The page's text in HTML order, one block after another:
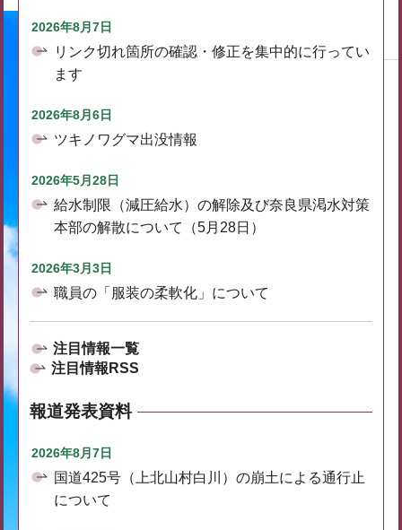
2026年8月7日
リンク切れ箇所の確認・修正を集中的に行ってい
ます
2026年8月6日
ツキノワグマ出没情報
2026年5月28日
給水制限（減圧給水）の解除及び奈良県渇水対策
本部の解散について（5月28日）
2026年3月3日
職員の「服装の柔軟化」について
注目情報一覧
注目情報RSS
報道発表資料
2026年8月7日
国道425号（上北山村白川）の崩土による通行止
について